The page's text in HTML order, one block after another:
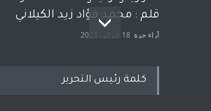
قلم : محمد فؤاد زيد الكيلاني
آراء حرة 18 فبراير، 2023
كلمة رئيس التحرير